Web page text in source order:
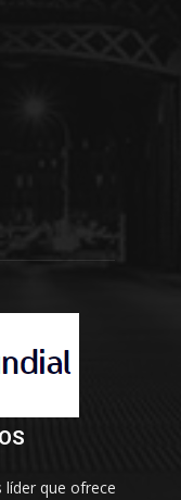
líder que ofrece